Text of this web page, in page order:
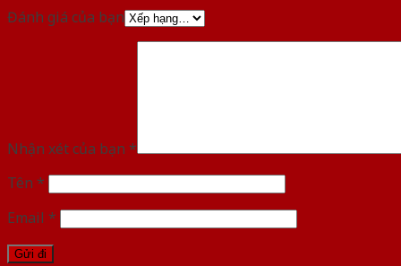
Đánh giá của bạn
Nhận xét của bạn *
Tên *
Email *